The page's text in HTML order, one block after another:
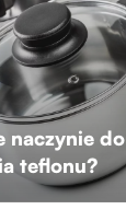
naczynie do
teflonu?